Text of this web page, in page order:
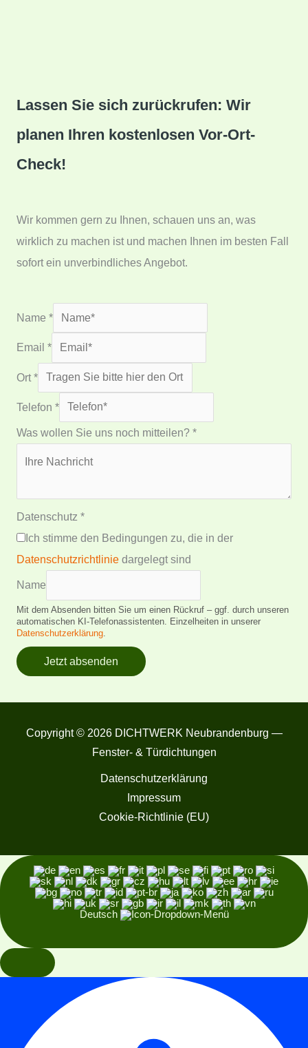
Lassen Sie sich zurückrufen: Wir
planen Ihren kostenlosen Vor-Ort-
Check!
Wir kommen gern zu Ihnen, schauen uns an, was
wirklich zu machen ist und machen Ihnen im besten Fall
sofort ein unverbindliches Angebot.
Name *
Email *
Ort*
Telefon *
Was wollen Sie uns noch mitteilen? *
Datenschutz *
Ich stimme den Bedingungen zu, die in der
Datenschutzrichtlinie dargelegt sind
Name
Mit dem Absenden bitten Sie um einen Rückruf – ggf. durch unseren
automatischen KI-Telefonassistenten. Einzelheiten in unserer
Datenschutzerklärung.
Jetzt absenden
Copyright © 2026 DICHTWERK Neubrandenburg —
Fenster- & Türdichtungen
Datenschutzerklärung
Impressum
Cookie-Richtlinie (EU)
Deutsch